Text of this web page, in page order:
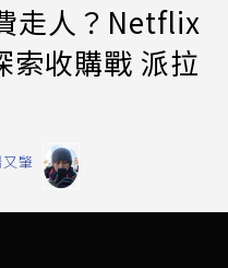
走人？Netflix
索收購戰 派拉
肇